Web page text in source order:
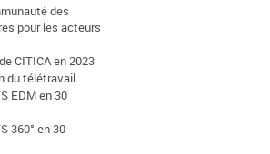
des
pour les acteurs
CITICA en 2023
du télétravail
EDM en 30
360° en 30